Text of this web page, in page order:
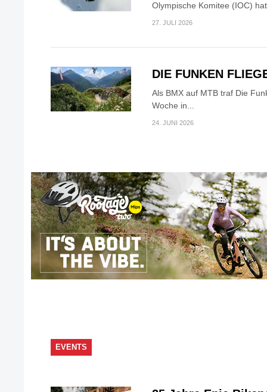
Olympische Komitee (IOC)
27. JULI 2026
DIE FUNKEN
Als BMX auf MTB traf Die
Woche in...
24. JUNI 2026
EVENTS